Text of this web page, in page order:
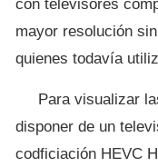
con televisores
mayor resolución
quienes todavía
Para visualizar
disponer de un
codficiación HEVC